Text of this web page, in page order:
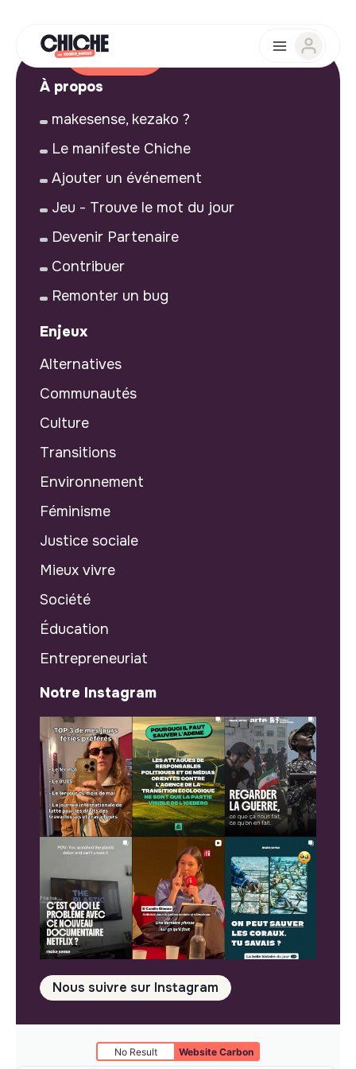
À propos
makesense, kezako ?
Le manifeste Chiche
Ajouter un événement
Jeu - Trouve le mot du jour
Devenir Partenaire
Contribuer
Remonter un bug
Enjeux
Alternatives
Communautés
Culture
Transitions
Environnement
Féminisme
Justice sociale
Mieux vivre
Société
Éducation
Entrepreneuriat
Notre Instagram
Nous suivre sur Instagram
No Result Website Carbon